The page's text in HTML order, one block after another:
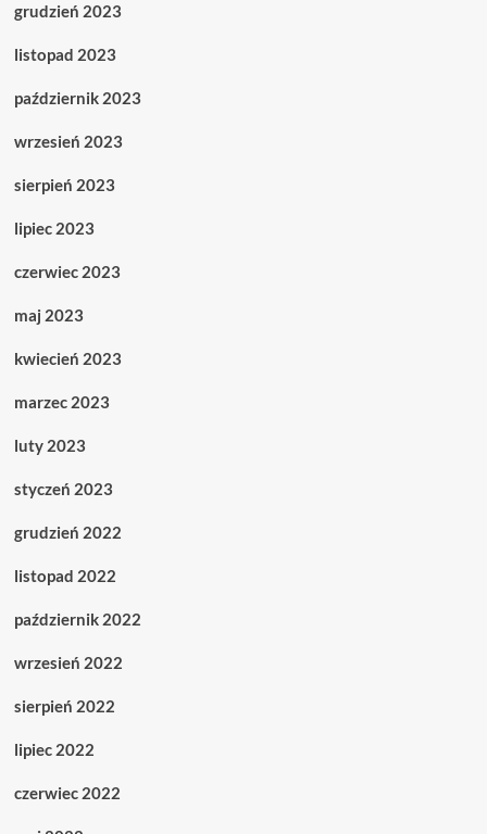
grudzień 2023
listopad 2023
październik 2023
wrzesień 2023
sierpień 2023
lipiec 2023
czerwiec 2023
maj 2023
kwiecień 2023
marzec 2023
luty 2023
styczeń 2023
grudzień 2022
listopad 2022
październik 2022
wrzesień 2022
sierpień 2022
lipiec 2022
czerwiec 2022